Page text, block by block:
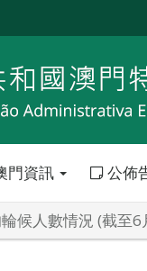
門資訊 公佈
候人數情況 (截至